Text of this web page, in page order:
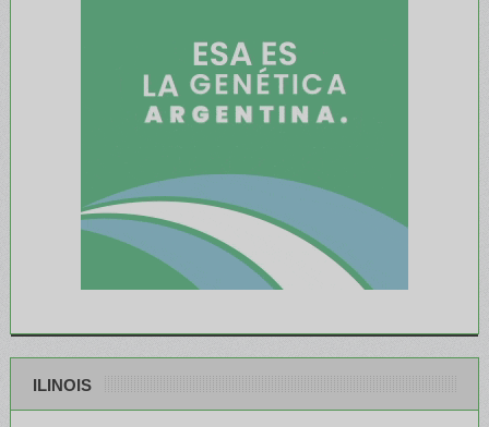
ILINOIS